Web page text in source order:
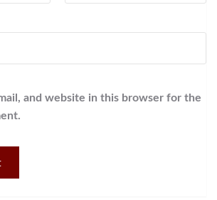
and website in this browser for the